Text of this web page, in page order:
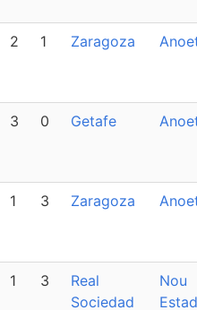
2 1 Zaragoza
3 0 Getafe
1 3 Zaragoza
1 3
Real
Sociedad
Nou